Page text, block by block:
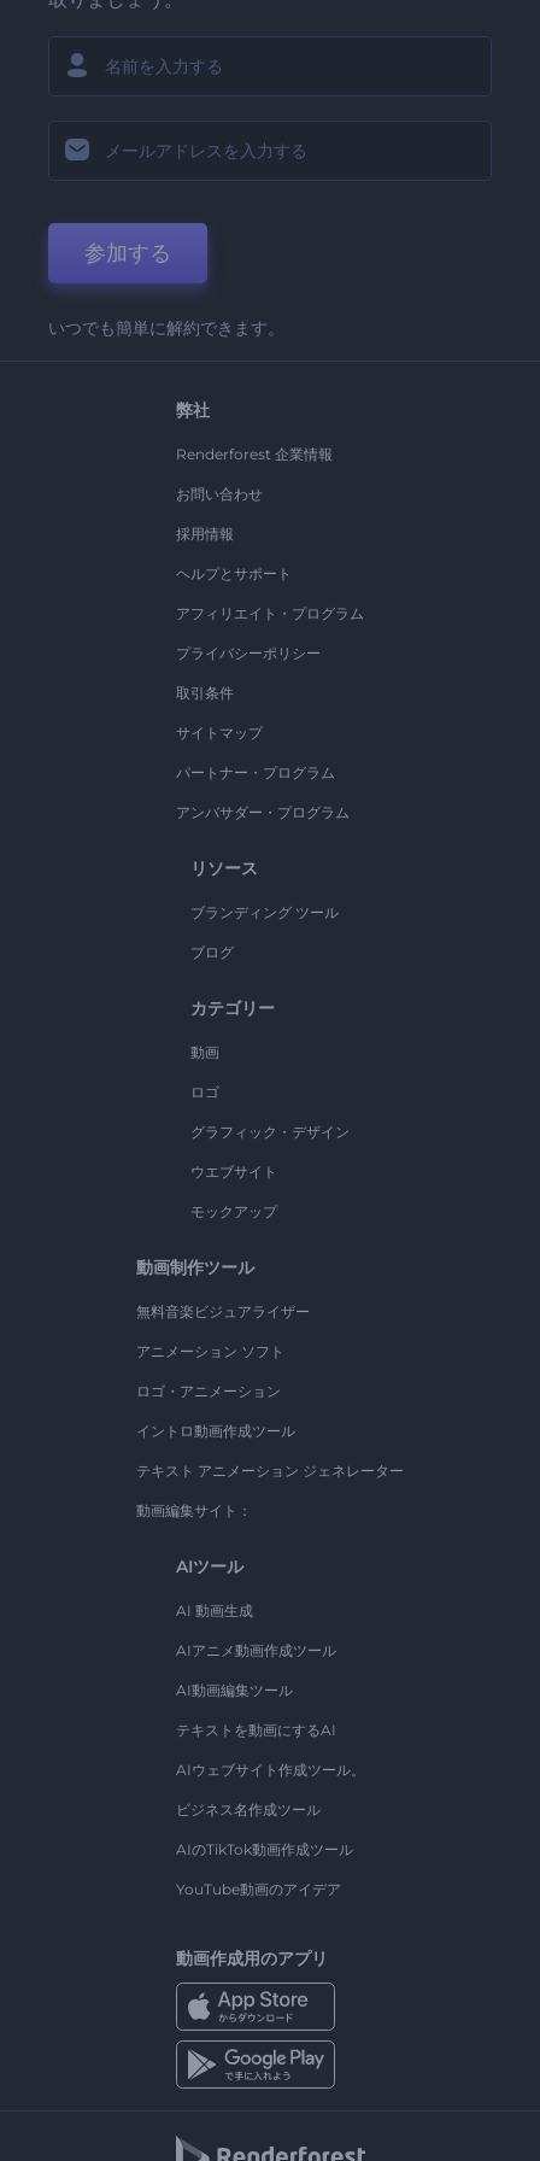
参加する
いつでも簡単に解約できます。
弊社
Renderforest 企業情報
お問い合わせ
採用情報
ヘルプとサポート
アフィリエイト・プログラム
プライバシーポリシー
取引条件
サイトマップ
パートナー・プログラム
アンバサダー・プログラム
リソース
ブランディング ツール
ブログ
カテゴリー
動画
ロゴ
グラフィック・デザイン
ウエブサイト
モックアップ
動画制作ツール
無料音楽ビジュアライザー
アニメーション ソフト
ロゴ・アニメーション
イントロ動画作成ツール
テキスト アニメーション ジェネレーター
動画編集サイト：
AIツール
AI 動画生成
AIアニメ動画作成ツール
AI動画編集ツール
テキストを動画にするAI
AIウェブサイト作成ツール。
ビジネス名作成ツール
AIのTikTok動画作成ツール
YouTube動画のアイデア
動画作成用のアプリ